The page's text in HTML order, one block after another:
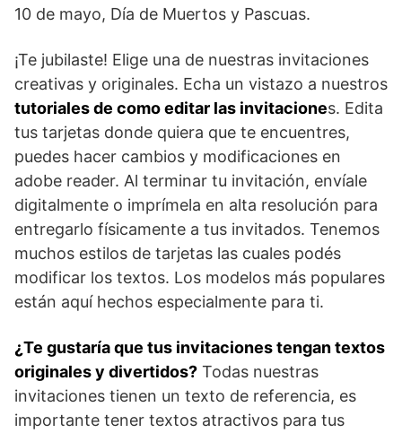
10 de mayo, Día de Muertos y Pascuas.
¡Te jubilaste! Elige una de nuestras invitaciones
creativas y originales. Echa un vistazo a nuestros
tutoriales de como editar las invitaciones. Edita
tus tarjetas donde quiera que te encuentres,
puedes hacer cambios y modificaciones en
adobe reader. Al terminar tu invitación, envíale
digitalmente o imprímela en alta resolución para
entregarlo físicamente a tus invitados. Tenemos
muchos estilos de tarjetas las cuales podés
modificar los textos. Los modelos más populares
están aquí hechos especialmente para ti.
¿Te gustaría que tus invitaciones tengan textos
originales y divertidos? Todas nuestras
invitaciones tienen un texto de referencia, es
importante tener textos atractivos para tus